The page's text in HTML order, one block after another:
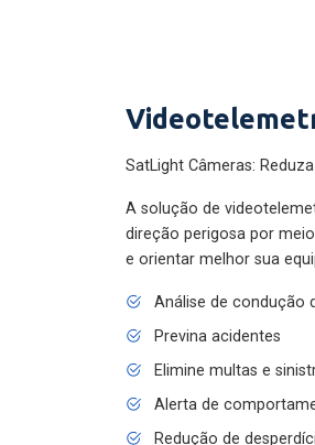
SatLight Câmeras:
A solução de
direção perigosa por
e orientar melhor sua
Análise de condução
Previna acidentes
Elimine multas e
Alerta de
Redução de